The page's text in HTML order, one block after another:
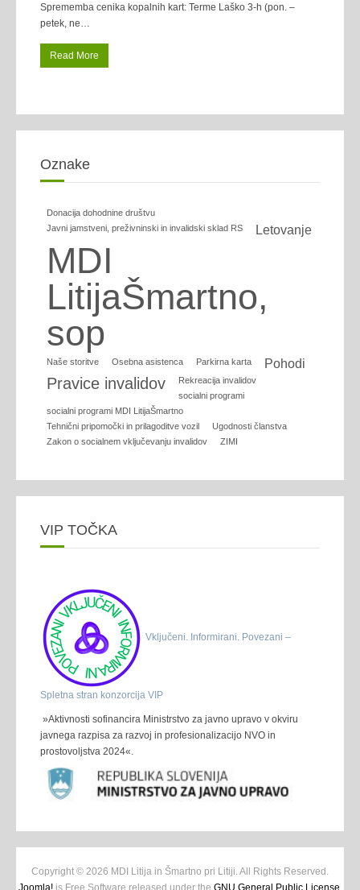
Sprememba cenika kopalnih kart: Terme Laško 3-h (pon. –
petek, ne…
Read More
Oznake
Donacija dohodnine društvu
Javni jamstveni, preživninski in invalidski sklad RS
Letovanje
MDI
LitijaŠmartno,
sop
Naše storitve Osebna asistenca Parkirna karta Pohodi
Pravice invalidov
Rekreacija invalidov
socialni programi
socialni programi MDI LitijaŠmartno
Tehnični pripomočki in prilagoditve vozil
Ugodnosti članstva
Zakon o socialnem vključevanju invalidov
ZIMI
VIP TOČKA
Vključeni. Informirani. Povezani –
Spletna stran konzorcija VIP
»Aktivnosti sofinancira Ministrstvo za javno upravo v okviru
javnega razpisa za razvoj in profesionalizacijo NVO in
prostovoljstva 2024«.
Copyright © 2026 MDI Litija in Šmartno pri Litiji. All Rights Reserved.